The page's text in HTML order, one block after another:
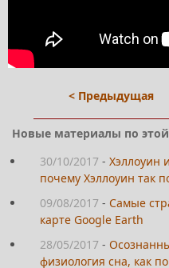
< Предыдущая
Новые материалы по
30/10/2017 - Хэллоуин
почему Хэллоуин так
09/08/2017 - Самые
карте Google Earth
28/05/2017 -
физиология сна, как